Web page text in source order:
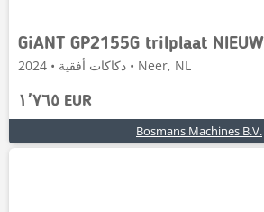
GiANT GP2155G trilplaat NIEUW
دكاكات أفقية • 2024 • Neer, NL
١٬٧٦٥ EUR
Bosmans Machines B.V.